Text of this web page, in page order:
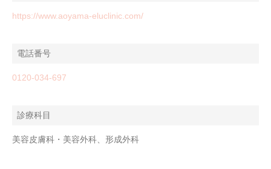
https://www.aoyama-eluclinic.com/
電話番号
0120-034-697
診療科目
美容皮膚科・美容外科、形成外科